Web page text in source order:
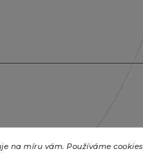
na míru vám. Používáme cookies